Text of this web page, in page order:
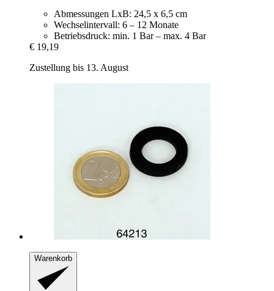
Abmessungen LxB: 24,5 x 6,5 cm
Wechselintervall: 6 – 12 Monate
Betriebsdruck: min. 1 Bar – max. 4 Bar
€ 19,19
Zustellung bis 13. August
Warenkorb